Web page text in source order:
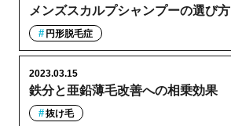
メンズスカルプシャンプーの選び方
円形脱毛症
鉄分と亜鉛薄毛改善への相乗効果
2023.03.15
抜け毛